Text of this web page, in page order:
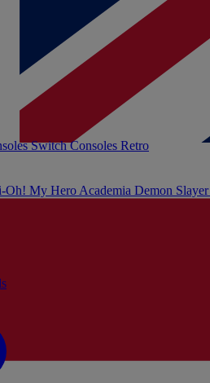
SwitchConsoles Retro
Oh! My Hero Academia Demon Slayer